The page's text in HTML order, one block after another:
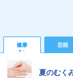
健康 芸能
夏のむく